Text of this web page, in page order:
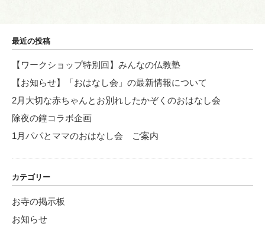
ン
最近の投稿
【ワークショップ特別回】みんなの仏教塾
【お知らせ】「おはなし会」の最新情報について
2月大切な赤ちゃんとお別れしたかぞくのおはなし会
除夜の鐘コラボ企画
1月パパとママのおはなし会 ご案内
カテゴリー
お寺の掲示板
お知らせ